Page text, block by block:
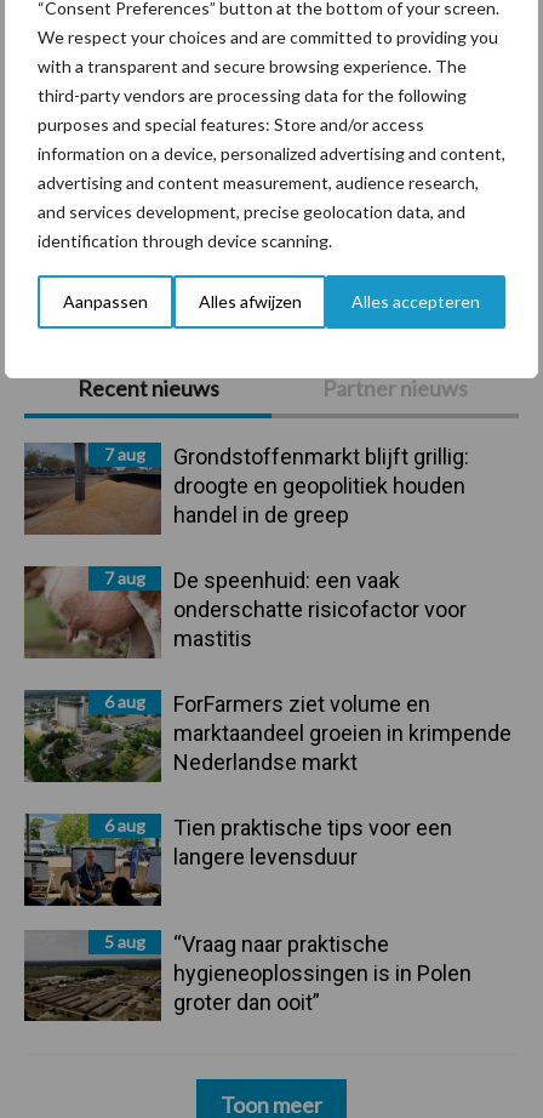
“Consent Preferences” button at the bottom of your screen.
We respect your choices and are committed to providing you
with a transparent and secure browsing experience. The
third-party vendors are processing data for the following
purposes and special features: Store and/or access
information on a device, personalized advertising and content,
advertising and content measurement, audience research,
and services development, precise geolocation data, and
identification through device scanning.
Aanpassen Alles afwijzen Alles accepteren
Primaire
Sidebar
Recent nieuws Partner nieuws
7 aug
Grondstoffenmarkt blijft grillig:
droogte en geopolitiek houden
handel in de greep
7 aug
De speenhuid: een vaak
onderschatte risicofactor voor
mastitis
6 aug
ForFarmers ziet volume en
marktaandeel groeien in krimpende
Nederlandse markt
6 aug
Tien praktische tips voor een
langere levensduur
5 aug
“Vraag naar praktische
hygieneoplossingen is in Polen
groter dan ooit”
Toon meer
Mastitis Hittestress
Toon meer